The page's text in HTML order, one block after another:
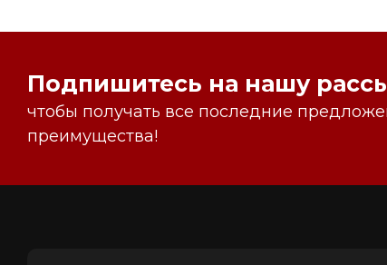
Подпишитесь на нашу
чтобы получать все последние
преимущества!